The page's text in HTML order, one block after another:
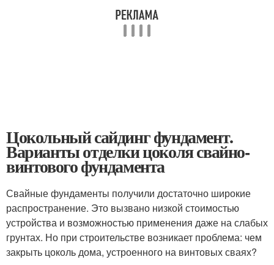
Цокольный сайдинг фундамент.
Варианты отделки цоколя свайно-
винтового фундамента
Свайные фундаменты получили достаточно широкие
распространение. Это вызвано низкой стоимостью
устройства и возможностью применения даже на слабых
грунтах. Но при строительстве возникает проблема: чем
закрыть цоколь дома, устроенного на винтовых сваях?